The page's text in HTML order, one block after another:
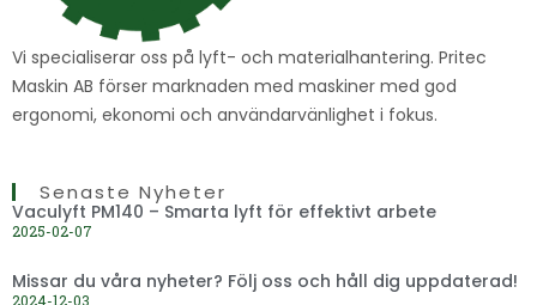
Vi specialiserar oss på lyft- och materialhantering. Pritec
Maskin AB förser marknaden med maskiner med god
ergonomi, ekonomi och användarvänlighet i fokus.
Senaste Nyheter
Vaculyft PM140 – Smarta lyft för effektivt arbete
2025-02-07
Missar du våra nyheter? Följ oss och håll dig uppdaterad!
2024-12-03